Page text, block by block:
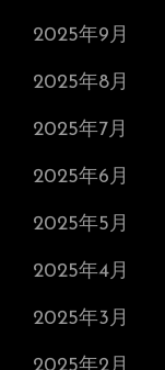
2025年9月
2025年8月
2025年7月
2025年6月
2025年5月
2025年4月
2025年3月
2025年2月